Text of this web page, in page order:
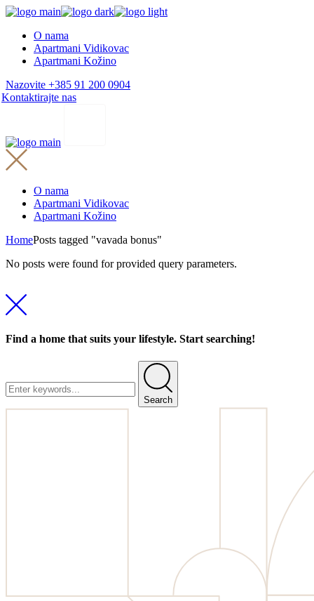
Skip
content
O nama
Apartmani Vidikovac
Apartmani Kožino
Nazovite +385 91 200 0904
Kontaktirajte nas
O nama
Apartmani Vidikovac
Apartmani Kožino
HomePosts tagged "vavada bonus"
No posts were found for provided query parameters.
Find a home that suits your lifestyle. Start searching!
Search